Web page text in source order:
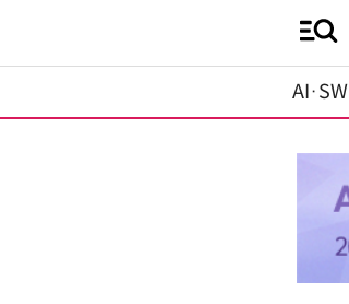
AI·SW